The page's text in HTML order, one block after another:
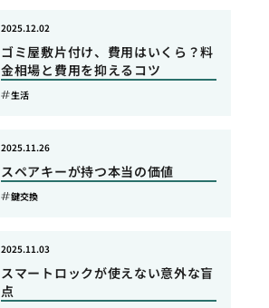
ゴミ屋敷片付け、費用はいくら？料
金相場と費用を抑えるコツ
2025.12.02
生活
スペアキーが持つ本当の価値
2025.11.26
鍵交換
スマートロックが使えない意外な盲
点
2025.11.03